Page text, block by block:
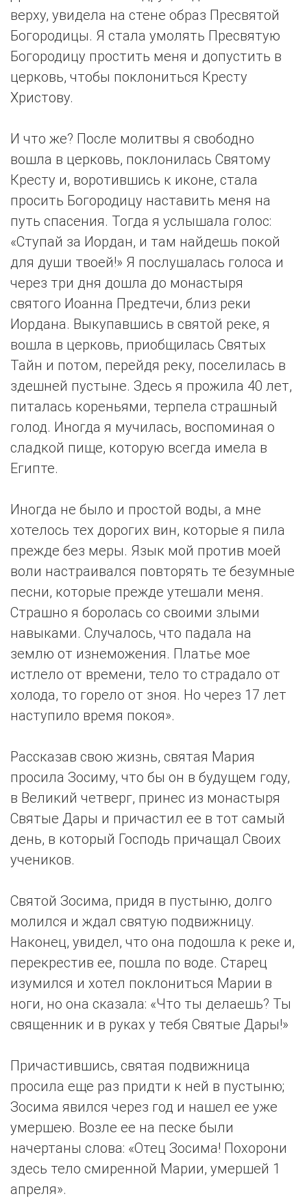
верху, увидела на стене образ Пресвятой
Богородицы. Я стала умолять Пресвятую
Богородицу простить меня и допустить в
церковь, чтобы поклониться Кресту
Христову.
И что же? После молитвы я свободно
вошла в церковь, поклонилась Святому
Кресту и, воротившись к иконе, стала
просить Богородицу наставить меня на
путь спасения. Тогда я услышала голос:
«Ступай за Иордан, и там найдешь покой
для души твоей!» Я послушалась голоса и
через три дня дошла до монастыря
святого Иоанна Предтечи, близ реки
Иордана. Выкупавшись в святой реке, я
вошла в церковь, приобщилась Святых
Тайн и потом, перейдя реку, поселилась в
здешней пустыне. Здесь я прожила 40 лет,
питалась кореньями, терпела страшный
голод. Иногда я мучилась, воспоминая о
сладкой пище, которую всегда имела в
Египте.
Иногда не было и простой воды, а мне
хотелось тех дорогих вин, которые я пила
прежде без меры. Язык мой против моей
воли настраивался повторять те безумные
песни, которые прежде утешали меня.
Страшно я боролась со своими злыми
навыками. Случалось, что падала на
землю от изнеможения. Платье мое
истлело от времени, тело то страдало от
холода, то горело от зноя. Но через 17 лет
наступило время покоя».
Рассказав свою жизнь, святая Мария
просила Зосиму, что бы он в будущем году,
в Великий четверг, принес из монастыря
Святые Дары и причастил ее в тот самый
день, в который Господь причащал Своих
учеников.
Святой Зосима, придя в пустыню, долго
молился и ждал святую подвижницу.
Наконец, увидел, что она подошла к реке и,
перекрестив ее, пошла по воде. Старец
изумился и хотел поклониться Марии в
ноги, но она сказала: «Что ты делаешь? Ты
священник и в руках у тебя Святые Дары!»
Причастившись, святая подвижница
просила еще раз придти к ней в пустыню;
Зосима явился через год и нашел ее уже
умершею. Возле ее на песке были
начертаны слова: «Отец Зосима! Похорони
здесь тело смиренной Марии, умершей 1
апреля».